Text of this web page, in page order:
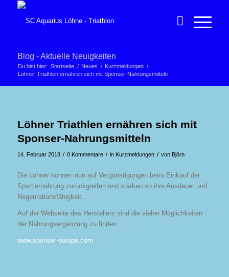
Blog - Aktuelle Neuigkeiten
Du bist hier: Startseite / Neues / Kurzmeldungen /
Löhner Triathlen ernähren sich mit Sponser-Nahrungsmitteln
Löhner Triathlen ernähren sich mit
Sponser-Nahrungsmitteln
14. Februar 2018 / 0 Kommentare / in Kurzmeldungen / von Björn
Die Löhner können nun auf Vergünstigungen beim Einkauf der
Sportlernahrung zurückgreifen und stärken so ihre Ausdauer und
Regenrationsfähigkeit.
Auf der Webseite des Herstellers sind die vielen Möglichkeiten
der Nahrungsergänzung zu finden.
www.sponser-europe.com